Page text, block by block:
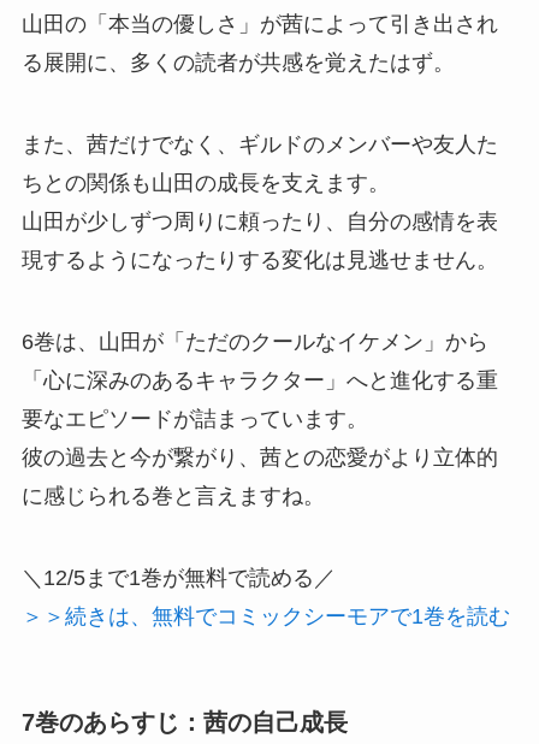
山田の「本当の優しさ」が茜によって引き出され
る展開に、多くの読者が共感を覚えたはず。
また、茜だけでなく、ギルドのメンバーや友人た
ちとの関係も山田の成長を支えます。
山田が少しずつ周りに頼ったり、自分の感情を表
現するようになったりする変化は見逃せません。
6巻は、山田が「ただのクールなイケメン」から
「心に深みのあるキャラクター」へと進化する重
要なエピソードが詰まっています。
彼の過去と今が繋がり、茜との恋愛がより立体的
に感じられる巻と言えますね。
＼12/5まで1巻が無料で読める／
＞＞続きは、無料でコミックシーモアで1巻を読む
7巻のあらすじ：茜の自己成長